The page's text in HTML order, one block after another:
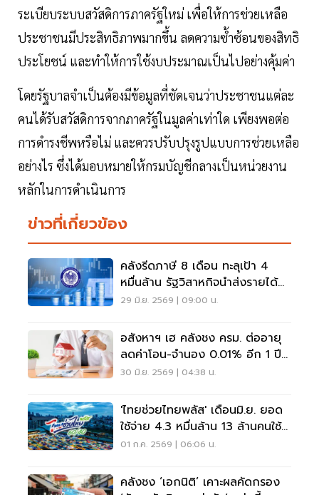
ระเบียบระบบสวัสดิการภาครัฐใหม่ เพื่อให้การช่วยเหลือ
ประชาชนมีประสิทธิภาพมากขึ้น ลดความซ้ำซ้อนของสิทธิ
ประโยชน์ และทำให้การใช้งบประมาณเป็นไปอย่างคุ้มค่า
โดยรัฐบาลจำเป็นต้องมีข้อมูลที่ชัดเจนว่าประชาชนแต่ละ
คนได้รับสวัสดิการจากภาครัฐในมูลค่าเท่าใด เพียงพอต่อ
การดำรงชีพหรือไม่ และควรปรับปรุงรูปแบบการช่วยเหลือ
อย่างไร ซึ่งได้มอบหมายให้กรมบัญชีกลางเป็นหน่วยงาน
หลักในการดำเนินการ
ข่าวที่เกี่ยวข้อง
คลังรีดภาษี 8 เดือน ทะลุเป้า 4
หมื่นล้าน รัฐวิสาหกิจนำส่งรายได้
พุ่ง
29 มิ.ย. 2569 | 09:00 น.
อสังหาฯ เฮ คลังชง ครม. ต่ออายุ
ลดค่าโอน-จำนอง 0.01% อีก 1 ปี
ลดภาระคนอยากมีบ้าน
30 มิ.ย. 2569 | 04:38 น.
'ไทยช่วยไทยพลัส' เดือนมิ.ย. ยอด
ใช้จ่าย 4.3 หมื่นล้าน 13 ล้านคนใช้
1,000 ไม่หมด
01 ก.ค. 2569 | 06:06 น.
คลังชง ‘เอกนิติ’ เคาะผลคัดกรอง